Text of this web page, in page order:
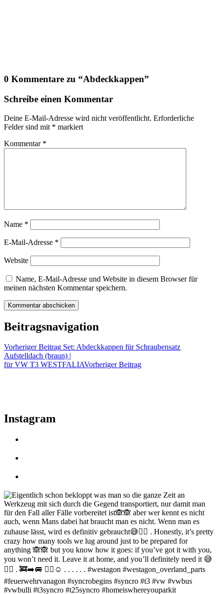
0 Kommentare zu “Abdeckkappen”
Schreibe einen Kommentar
Deine E-Mail-Adresse wird nicht veröffentlicht. Erforderliche
Felder sind mit * markiert
Kommentar *
Name *
E-Mail-Adresse *
Website
Name, E-Mail-Adresse und Website in diesem Browser für
meinen nächsten Kommentar speichern.
Beitragsnavigation
Vorheriger Beitrag Set: Abdeckkappen für Schraubensatz
Aufstelldach (braun) |
für VW T3 WESTFALIAVorheriger Beitrag
Instagram